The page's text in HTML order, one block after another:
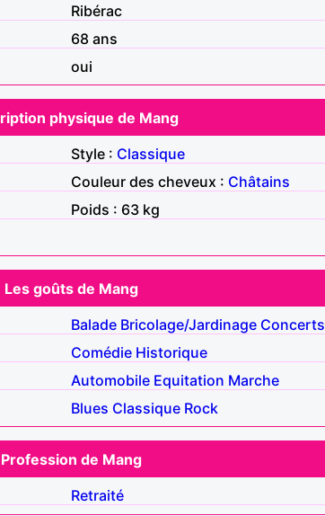
Ribérac
68 ans
oui
physique de Mang
Style : Classique
Couleur des cheveux : Châtains
Poids : 63 kg
Les goûts de Mang
Balade Bricolage/Jardinage Concerts
Comédie Historique
Automobile Equitation Marche
Blues Classique Rock
Profession de Mang
Retraité